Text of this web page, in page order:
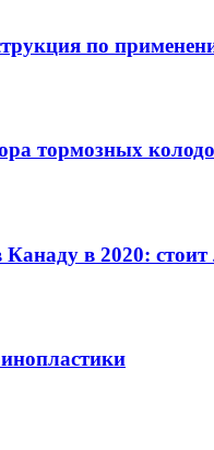
по
тормозных
в 2020: стоит